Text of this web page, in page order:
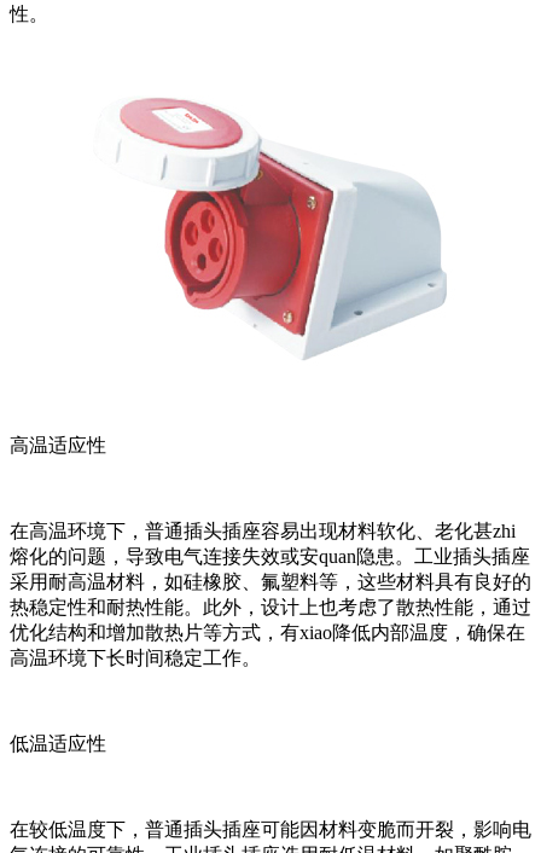
性。
高温适应性
在高温环境下，普通插头插座容易出现材料软化、老化甚zhi
熔化的问题，导致电气连接失效或安quan隐患。工业插头插座
采用耐高温材料，如硅橡胶、氟塑料等，这些材料具有良好的
热稳定性和耐热性能。此外，设计上也考虑了散热性能，通过
优化结构和增加散热片等方式，有xiao降低内部温度，确保在
高温环境下长时间稳定工作。
低温适应性
在较低温度下，普通插头插座可能因材料变脆而开裂，影响电